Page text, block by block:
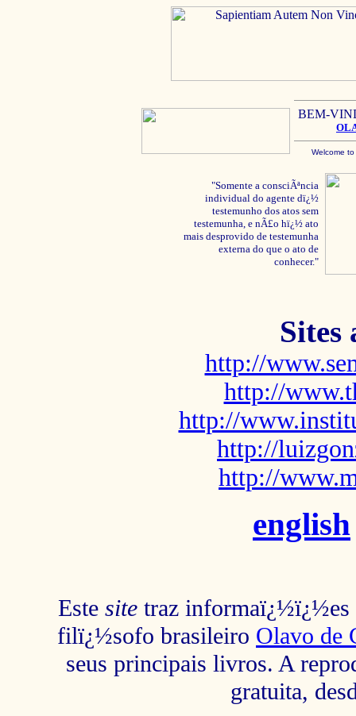
BEM-
Welcome
"Somente a consciÃªncia
individual do agente dï¿½
testemunho dos atos sem
testemunha, e nÃ£o hï¿½ ato
mais desprovido de testemunha
externa do que o ato de
conhecer."
Sites
http://
http://
http://
http://
http://
english
Este site traz informaï¿½ï¿½es
filï¿½sofo brasileiro Olavo de
seus principais livros. A
gratuita,